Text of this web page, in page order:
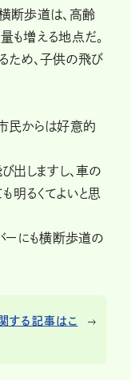
断歩道は、高齢
も増える地点だ。
ため、子供の飛び
民からは好意的
出しますし、車の
明るくてよいと思
ーにも横断歩道の
る記事はこ